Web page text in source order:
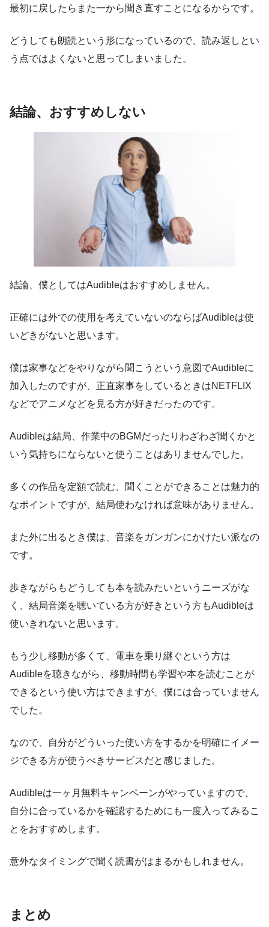
最初に戻したらまた一から聞き直すことになるからです。
どうしても朗読という形になっているので、読み返しとい
う点ではよくないと思ってしまいました。
結論、おすすめしない
結論、僕としてはAudibleはおすすめしません。
正確には外での使用を考えていないのならばAudibleは使
いどきがないと思います。
僕は家事などをやりながら聞こうという意図でAudibleに
加入したのですが、正直家事をしているときはNETFLIX
などでアニメなどを見る方が好きだったのです。
Audibleは結局、作業中のBGMだったりわざわざ聞くかと
いう気持ちにならないと使うことはありませんでした。
多くの作品を定額で読む、聞くことができることは魅力的
なポイントですが、結局使わなければ意味がありません。
また外に出るとき僕は、音楽をガンガンにかけたい派なの
です。
歩きながらもどうしても本を読みたいというニーズがな
く、結局音楽を聴いている方が好きという方もAudibleは
使いきれないと思います。
もう少し移動が多くて、電車を乗り継ぐという方は
Audibleを聴きながら、移動時間も学習や本を読むことが
できるという使い方はできますが、僕には合っていません
でした。
なので、自分がどういった使い方をするかを明確にイメー
ジできる方が使うべきサービスだと感じました。
Audibleは一ヶ月無料キャンペーンがやっていますので、
自分に合っているかを確認するためにも一度入ってみるこ
とをおすすめします。
意外なタイミングで聞く読書がはまるかもしれません。
まとめ